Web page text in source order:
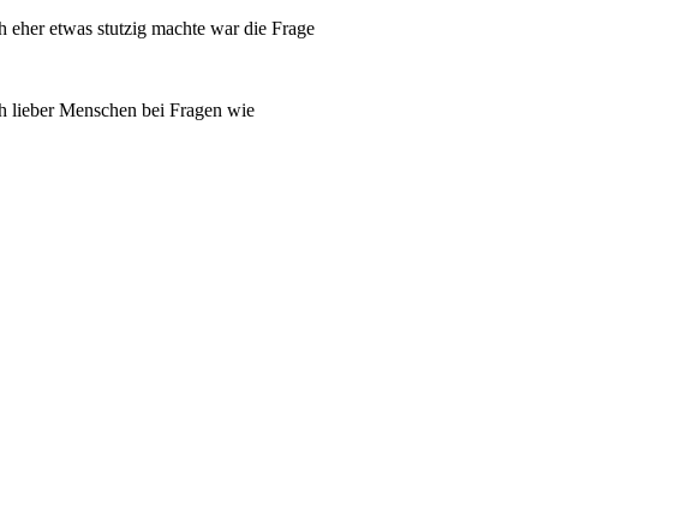
etwas stutzig machte war die Frage
lieber Menschen bei Fragen wie